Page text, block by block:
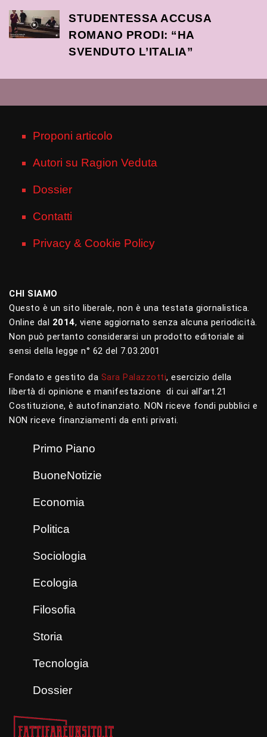
STUDENTESSA ACCUSA
ROMANO PRODI: “HA
SVENDUTO L’ITALIA”
Proponi articolo
Autori su Ragion Veduta
Dossier
Contatti
Privacy & Cookie Policy
CHI SIAMO
Questo è un sito liberale, non è una testata giornalistica.
Online dal 2014, viene aggiornato senza alcuna periodicità.
Non può pertanto considerarsi un prodotto editoriale ai
sensi della legge n° 62 del 7.03.2001
Fondato e gestito da Sara Palazzotti, esercizio della
libertà di opinione e manifestazione di cui all’art.21
Costituzione, è autofinanziato. NON riceve fondi pubblici e
NON riceve finanziamenti da enti privati.
Primo Piano
BuoneNotizie
Economia
Politica
Sociologia
Ecologia
Filosofia
Storia
Tecnologia
Dossier